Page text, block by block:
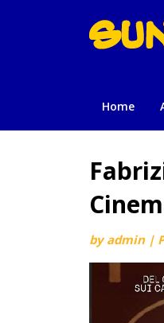
Home
byadmin |